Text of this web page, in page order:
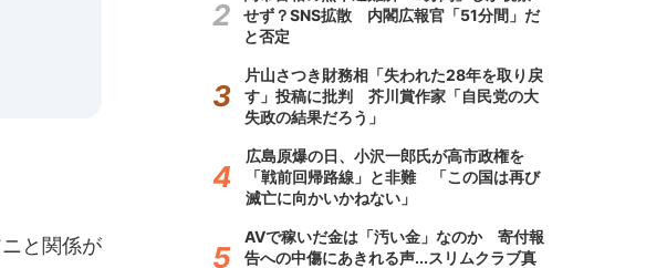
と関係が
せず？SNS拡散 内閣広報官「51分間」だ
と否定
片山さつき財務相「失われた28年を取り戻
す」投稿に批判 芥川賞作家「自民党の大
失政の結果だろう」
広島原爆の日、小沢一郎氏が高市政権を
「戦前回帰路線」と非難 「この国は再び
滅亡に向かいかねない」
AVで稼いだ金は「汚い金」なのか 寄付報
告への中傷にあきれる声...スリムクラブ真